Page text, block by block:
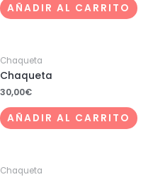
AÑADIR AL CARRITO
Chaqueta
Chaqueta
30,00€
AÑADIR AL CARRITO
Chaqueta